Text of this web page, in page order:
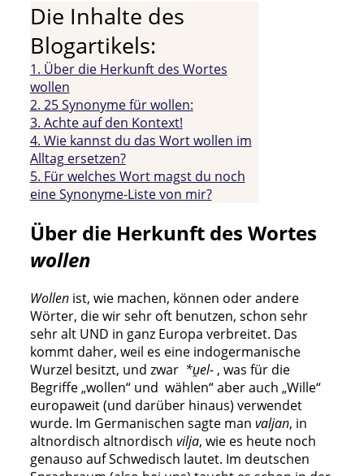
Die Inhalte des
Blogartikels:
1. Über die Herkunft des Wortes
wollen
2. 25 Synonyme für wollen:
3. Achte auf den Kontext!
4. Wie kannst du das Wort wollen im
Alltag ersetzen?
5. Für welches Wort magst du noch
eine Synonyme-Liste von mir?
Über die Herkunft des Wortes
wollen
Wollenist, wie machen, können oder andere
Wörter, die wir sehr oft benutzen, schon sehr
sehr alt UND in ganz Europa verbreitet. Das
kommt daher, weil es eine indogermanische
Wurzel besitzt, und zwar *u̯el-, was für die
Begriffe „wollen“ und wählen“ aber auch „Wille“
europaweit (und darüber hinaus) verwendet
wurde. Im Germanischen sagte man valjan, in
altnordisch altnordisch vilja, wie es heute noch
genauso auf Schwedisch lautet. Im deutschen